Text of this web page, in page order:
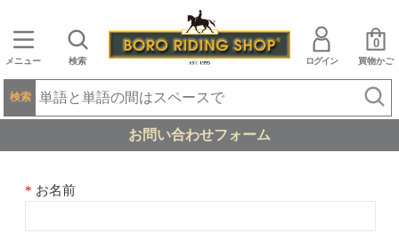
メニュー 検索 ログイン 買物かご
0
検索
お問い合わせフォーム
お名前